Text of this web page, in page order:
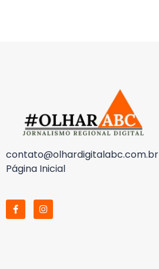
contato@olhardigitalabc.com.br
Página Inicial